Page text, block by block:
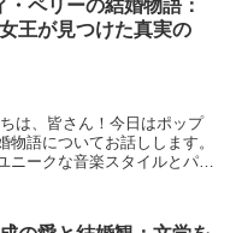
・ペリーの結婚物語：
王が見つけた真実の
は、皆さん！今日はポップ
語についてお話しします。
ークな音楽スタイルとパフ